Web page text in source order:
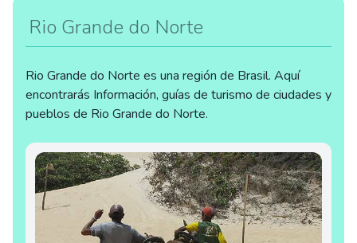
Rio Grande do Norte
Rio Grande do Norte es una región de Brasil. Aquí
encontrarás Información, guías de turismo de ciudades y
pueblos de Rio Grande do Norte.